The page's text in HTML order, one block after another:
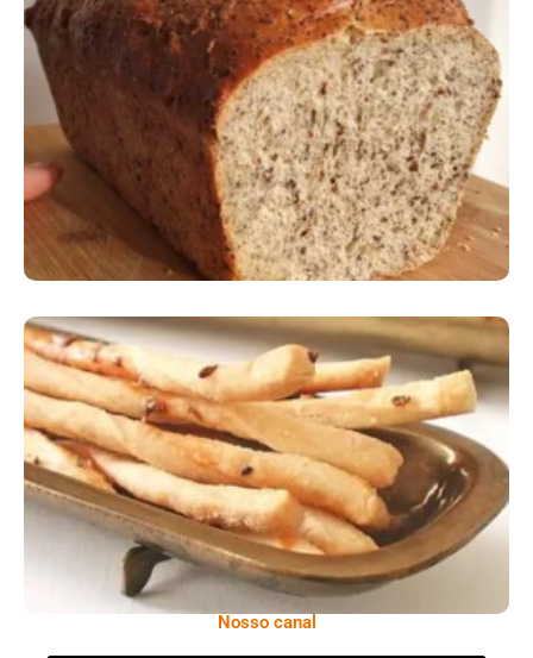
Comer Bem: Pão Low Carb
Comer Bem: Palitinhos De Cebola E Salsa
Nosso canal